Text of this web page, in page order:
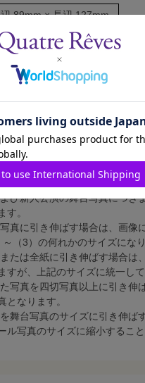
89mm × 長辺 127mm
辺 127mm × 長辺 178mm
辺 217mm × 長辺 305mm
辺 213mm × 長辺 305mm
254mm × 長辺 305mm
305mm × 長辺 432mm
402mm × 長辺 559mm
まして、下記の件も併せてご了
び新人公演の舞台写真につき
す。
真に引き伸ばす場合は、画像
（3）の何れかのサイズになり
たは全紙に引き伸ばす場合は
すが、上記のサイズに統一して
写真を四切写真以上に引き伸
となります。
舞台写真のサイズに引き伸ば
ル写真のサイズに縮小するこ